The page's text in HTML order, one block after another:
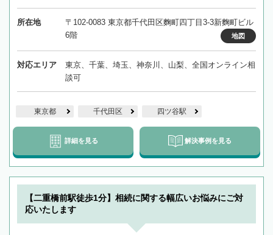
所在地
〒102-0083 東京都千代田区麴町四丁目3-3新麴町ビル
6階
地図
対応エリア
東京、千葉、埼玉、神奈川、山梨、全国オンライン相
談可
東京都 千代田区 四ツ谷駅
詳細を見る 解決事例を見る
【二重橋前駅徒歩1分】相続に関する幅広いお悩みにご対
応いたします